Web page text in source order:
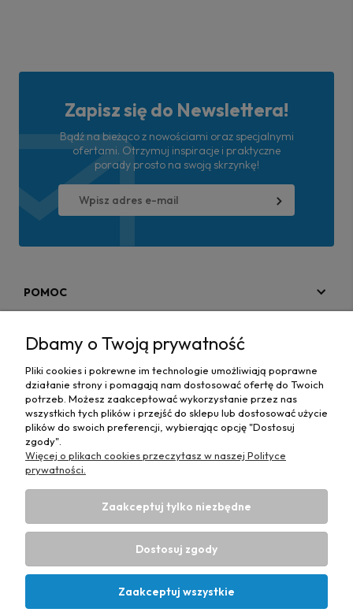
Zapisz się do Newslettera!
Bądź na bieżąco z nowościami oraz specjalnymi
ofertami. Otrzymuj inspiracje i praktyczne
porady prosto na swoją skrzynkę!
POMOC
MAPA STRONY
INFORMACJE
Hurtownia materiałów tapicerskich Adrian| ul. Chorzowska
50e, 44-100 Gliwice, woj. śląskie | E-mail:
6312703341
Projekt i wykonanie:Ecommercy.pl
Dbamy o Twoją prywatność
Pliki cookies i pokrewne im technologie umożliwiają poprawne
działanie strony i pomagają nam dostosować ofertę do Twoich
potrzeb. Możesz zaakceptować wykorzystanie przez nas
wszystkich tych plików i przejść do sklepu lub dostosować użycie
plików do swoich preferencji, wybierając opcję "Dostosuj
zgody".
Więcej o plikach cookies przeczytasz w naszej Polityce
prywatności.
Zaakceptuj tylko niezbędne
Dostosuj zgody
Zaakceptuj wszystkie